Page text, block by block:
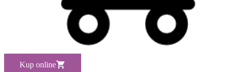
Kup online